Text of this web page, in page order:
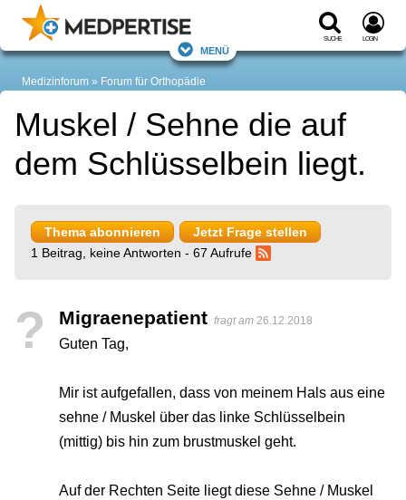
Suche Login
Menü
Medizinforum Forum für Orthopädie
Muskel / Sehne die auf
dem Schlüsselbein liegt.
Thema abonnieren
Jetzt Frage stellen
1 Beitrag, keine Antworten - 67 Aufrufe
? Migraenepatient fragt am 26.12.2018
Guten Tag,
Mir ist aufgefallen, dass von meinem Hals aus eine
sehne / Muskel über das linke Schlüsselbein
(mittig) bis hin zum brustmuskel geht.
Auf der Rechten Seite liegt diese Sehne / Muskel